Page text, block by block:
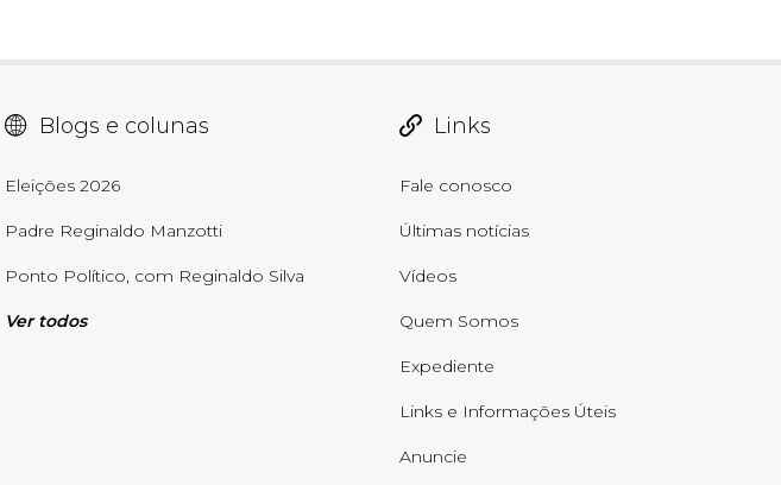
Blogs e colunas
Eleições 2026
Padre Reginaldo Manzotti
Ponto Político, com Reginaldo Silva
Ver todos
Links
Fale conosco
Últimas notícias
Vídeos
Quem Somos
Expediente
Links e Informações Úteis
Anuncie